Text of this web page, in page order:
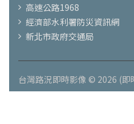
高速公路1968
經濟部水利署防災資訊網
新北市政府交通局
台灣路況即時影像 © 2026 (